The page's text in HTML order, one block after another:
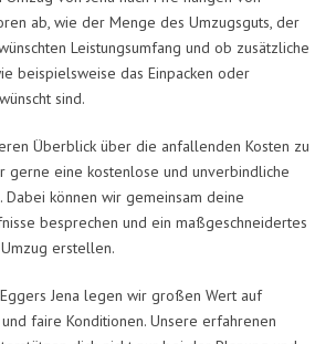
ab, wie der Menge des Umzugsguts, der
Leistungsumfang und ob zusätzliche
beispielsweise das Einpacken oder
sind.
Überblick über die anfallenden Kosten zu
gerne eine kostenlose und unverbindliche
Dabei können wir gemeinsam deine
besprechen und ein maßgeschneidertes
erstellen.
Jena legen wir großen Wert auf
faire Konditionen. Unsere erfahrenen